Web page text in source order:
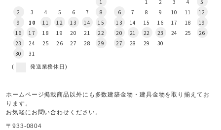
1
2
3 4 5 6 7
8
9
10 11 12 13 14
15
16
17 18 19 20 21
22
23
24 25 26 27 28
29
30
31
1 2 3 4
5
6
7 8 9 10 11
12
13
14 15 16 17 18
19
20
21 22 23 24 25
26
27
28 29 30
( 発送業務休日)
ホームページ掲載商品以外にも多数建築金物・建具金物を取り揃えてお
ります。
お気軽にお問い合わせください。
〒933-0804